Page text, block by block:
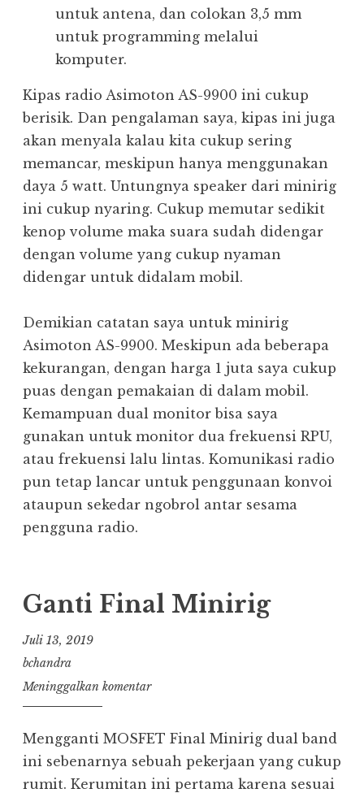
untuk antena, dan colokan 3,5 mm
untuk programming melalui
komputer.
Kipas radio Asimoton AS-9900 ini cukup
berisik. Dan pengalaman saya, kipas ini juga
akan menyala kalau kita cukup sering
memancar, meskipun hanya menggunakan
daya 5 watt. Untungnya speaker dari minirig
ini cukup nyaring. Cukup memutar sedikit
kenop volume maka suara sudah didengar
dengan volume yang cukup nyaman
didengar untuk didalam mobil.
Demikian catatan saya untuk minirig
Asimoton AS-9900. Meskipun ada beberapa
kekurangan, dengan harga 1 juta saya cukup
puas dengan pemakaian di dalam mobil.
Kemampuan dual monitor bisa saya
gunakan untuk monitor dua frekuensi RPU,
atau frekuensi lalu lintas. Komunikasi radio
pun tetap lancar untuk penggunaan konvoi
ataupun sekedar ngobrol antar sesama
pengguna radio.
Ganti Final Minirig
Juli 13, 2019
bchandra
Meninggalkan komentar
Mengganti MOSFET Final Minirig dual band
ini sebenarnya sebuah pekerjaan yang cukup
rumit. Kerumitan ini pertama karena sesuai